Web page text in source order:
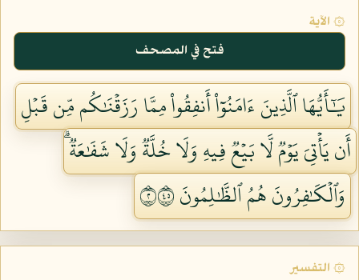
۞ الآية
فتح في المصحف
يَٰٓأَيُّهَا ٱلَّذِينَ ءَامَنُوٓاْ أَنفِقُواْ مِمَّا رَزَقۡنَٰكُم مِّن قَبۡلِ
أَن يَأۡتِيَ يَوۡمٞ لَّا بَيۡعٞ فِيهِ وَلَا خُلَّةٞ وَلَا شَفَٰعَةٞۗ
وَٱلۡكَٰفِرُونَ هُمُ ٱلظَّٰلِمُونَ ٢٥٤
۞ التفسير